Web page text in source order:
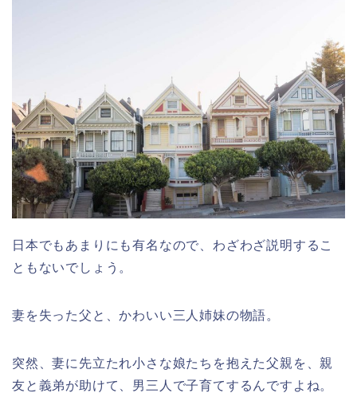
日本でもあまりにも有名なので、わざわざ説明するこ
ともないでしょう。
妻を失った父と、かわいい三人姉妹の物語。
突然、妻に先立たれ小さな娘たちを抱えた父親を、親
友と義弟が助けて、男三人で子育てするんですよね。